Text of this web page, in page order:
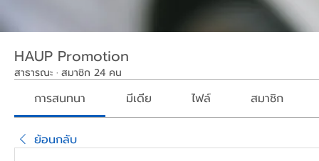
HAUP Promotion
สาธารณะ · สมาชิก 24 คน
การสนทนา มีเดีย ไฟล์ สมาชิก
ย้อนกลับ